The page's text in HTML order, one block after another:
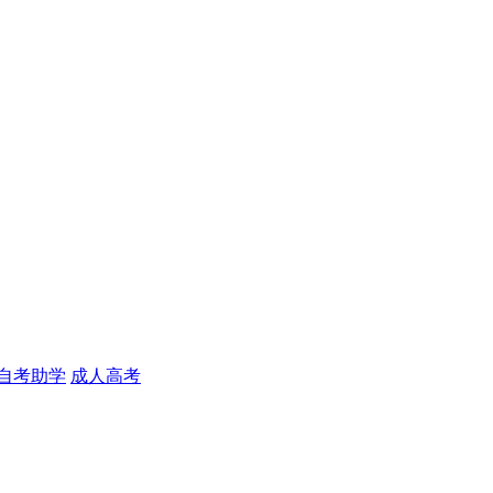
考助学 成人高考